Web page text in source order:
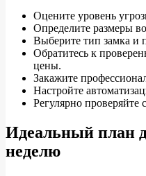
Оцените уровень
Определите размеры
Выберите тип замка и
Обратитесь к
цены.
Закажите
Настройте
Регулярно проверяйте
Идеальный план
неделю